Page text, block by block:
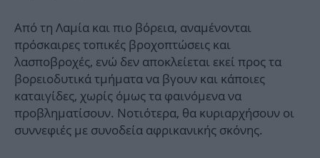
Από τη Λαμία και πιο βόρεια, αναμένονται
πρόσκαιρες τοπικές βροχοπτώσεις και
λασποβροχές, ενώ δεν αποκλείεται εκεί προς τα
βορειοδυτικά τμήματα να βγουν και κάποιες
καταιγίδες, χωρίς όμως τα φαινόμενα να
προβληματίσουν. Νοτιότερα, θα κυριαρχήσουν οι
συννεφιές με συνοδεία αφρικανικής σκόνης.